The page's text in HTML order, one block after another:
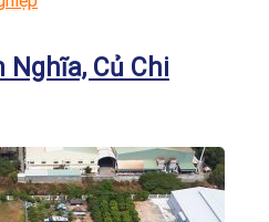
Nghĩa, Củ Chi